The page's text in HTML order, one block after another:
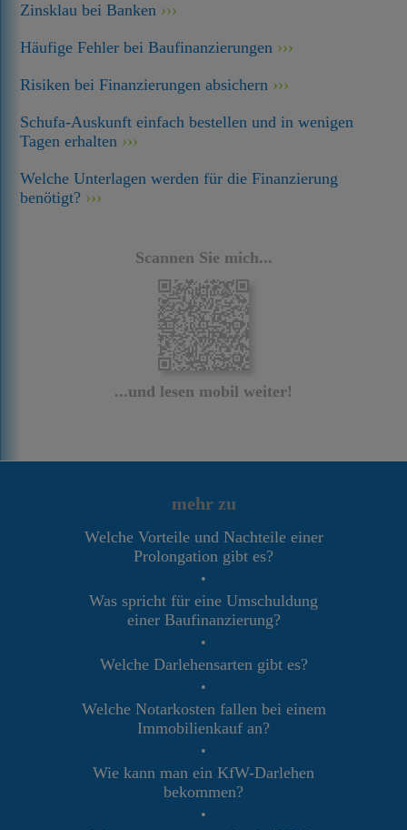
Zinsklau bei Banken
Häufige Fehler bei Baufinanzierungen
Risiken bei Finanzierungen absichern
Schufa-Auskunft einfach bestellen und in wenigen
Tagen erhalten
Welche Unterlagen werden für die Finanzierung
benötigt?
Scannen Sie mich...
...und lesen mobil weiter!
mehr zu
Welche Vorteile und Nachteile einer
Prolongation gibt es?
•
Was spricht für eine Umschuldung
einer Baufinanzierung?
•
Welche Darlehensarten gibt es?
•
Welche Notarkosten fallen bei einem
Immobilienkauf an?
•
Wie kann man ein KfW-Darlehen
bekommen?
•